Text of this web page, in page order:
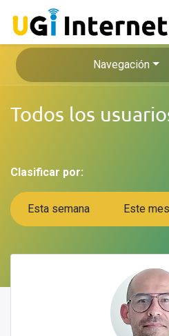
Navegación
Todos los
Clasificar por:
Esta semana Este mes